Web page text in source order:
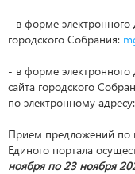
- в форме электронного
городского Собрания:
- в форме
сайта городского
по электронному адресу:
Прием предложений по
Единого портала
ноября по 23 ноября